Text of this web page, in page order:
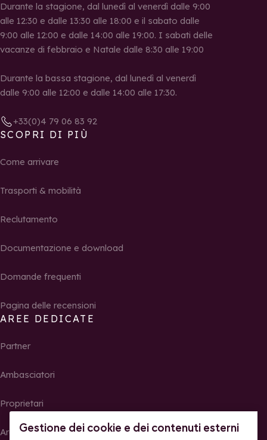
Gestione dei cookie e dei contenuti esterni
Durante la stagione, dal lunedì al venerdì dalle 9:00
alle 12:30 e dalle 13:30 alle 18:00 e il sabato dalle
9:00 alle 12:00 e dalle 14:00 alle 19:00. I sabati delle
vacanze di febbraio e Natale dalle 8:30 alle 19:00
Durante la bassa stagione, dal lunedì al venerdì
dalle 9:00 alle 12:00 e dalle 14:00 alle 17:30.
+33(0)4 79 06 83 92
SCOPRI DI PIÙ
Come arrivare
Trasporti & mobilità
Reclutamento
Documentazione e download
Domande frequenti
Pagina delle recensioni
AREE DEDICATE
Partner
Ambasciatori
Proprietari
Area Stampa